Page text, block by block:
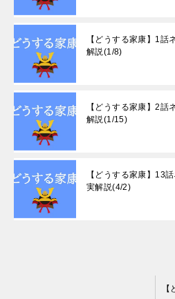
【どうする家康】1話
解説(1/8)
【どうする家康】2話
解説(1/15)
【どうする家康】13
実解説(4/2)